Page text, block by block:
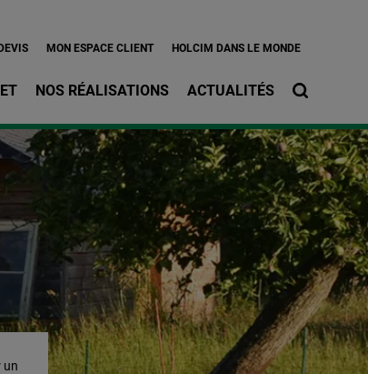
MON ESPACE CLIENT HOLCIM DANS LE MONDE
NOS RÉALISATIONS ACTUALITÉS
un